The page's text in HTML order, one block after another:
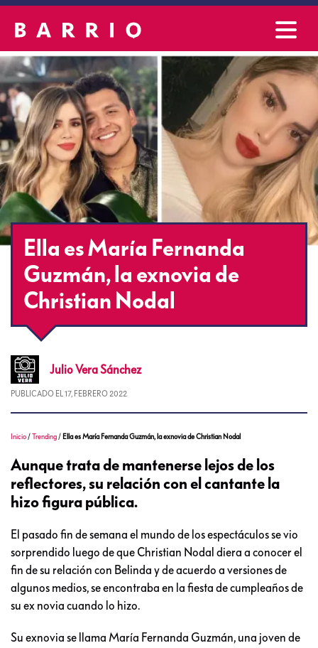
Ella es María Fernanda
Guzmán, la exnovia de
Christian Nodal
JulioVera Sánchez
PUBLICADO EL 17, FEBRERO 2022
Inicio /Trending / Ella es María Fernanda Guzmán, la exnovia de Christian Nodal
Aunque trata de mantenerse lejos de los
reflectores, su relación con el cantante la
hizo figura pública.
El pasado fin de semana el mundo de los espectáculos se vio
sorprendido luego de que Christian Nodal diera a conocer el
fin de su relación con Belinda y de acuerdo a versiones de
algunos medios, se encontraba en la fiesta de cumpleaños de
su ex novia cuando lo hizo.
Su exnovia se llama María Fernanda Guzmán, una joven de